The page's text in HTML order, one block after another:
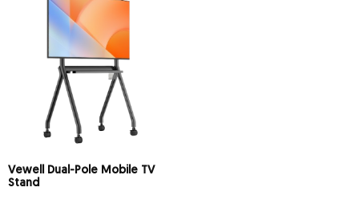
Vewell Dual-Pole Mobile TV
Stand